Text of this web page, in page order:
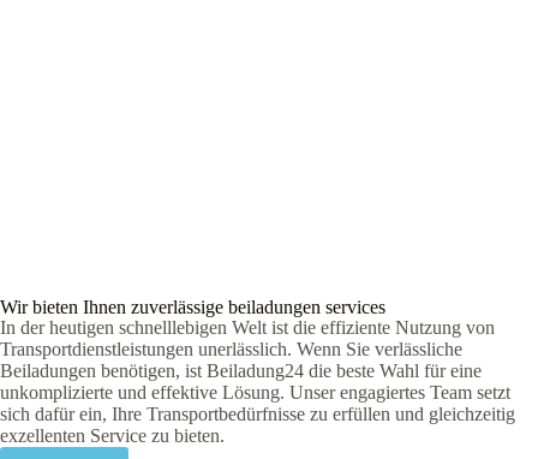
Wir bieten Ihnen zuverlässige beiladungen services
In der heutigen schnelllebigen Welt ist die effiziente Nutzung von
Transportdienstleistungen unerlässlich. Wenn Sie verlässliche
Beiladungen benötigen, ist Beiladung24 die beste Wahl für eine
unkomplizierte und effektive Lösung. Unser engagiertes Team setzt
sich dafür ein, Ihre Transportbedürfnisse zu erfüllen und gleichzeitig
exzellenten Service zu bieten.